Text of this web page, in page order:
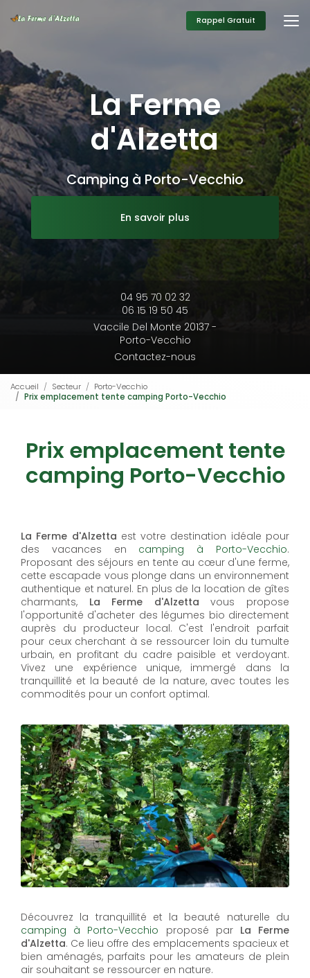
au
principal
Rappel Gratuit
La Ferme
d'Alzetta
Camping à Porto-Vecchio
En savoir plus
04 95 70 02 32
06 15 19 50 45
Vaccile Del Monte 20137 -
Porto-Vecchio
Contactez-nous
Accueil Secteur
Porto-Vecchio
Prix emplacement tente camping Porto-Vecchio
Prix emplacement tente
camping Porto-Vecchio
La Ferme d'Alzetta est votre destination idéale pour
des vacances en camping à Porto-Vecchio.
Proposant des séjours en tente au cœur d'une ferme,
cette escapade vous plonge dans un environnement
authentique et naturel. En plus de la location de gîtes
charmants, La Ferme d'Alzetta vous propose
l'opportunité d'acheter des légumes bio directement
auprès du producteur local. C'est l'endroit parfait
pour ceux cherchant à se ressourcer loin du tumulte
urbain, en profitant du cadre paisible et verdoyant.
Vivez une expérience unique, immergé dans la
tranquillité et la beauté de la nature, avec toutes les
commodités pour un confort optimal.
Découvrez la tranquillité et la beauté naturelle du
camping à Porto-Vecchio proposé par La Ferme
d'Alzetta. Ce lieu offre des emplacements spacieux et
bien aménagés, parfaits pour les amateurs de plein
air souhaitant se ressourcer en nature.